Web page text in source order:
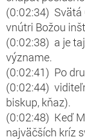
(0:02:34) Svätá
vnútri Božou
(0:02:38) a je
význame.
(0:02:41) Po
(0:02:44)
biskup, kňaz).
(0:02:48) Keď
najväčších kríz